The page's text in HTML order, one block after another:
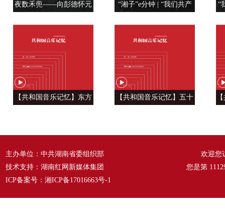
夜数禾蔸——向彭德怀元
“湘子”e分钟 | “我们共产
“
【共和国音乐记忆】东方
【共和国音乐记忆】五十
主办单位：中共湖南省委组织部
技术支持：湖南红网新媒体集团
ICP备案号： 湘ICP备17016663号-1
欢迎您
您是第